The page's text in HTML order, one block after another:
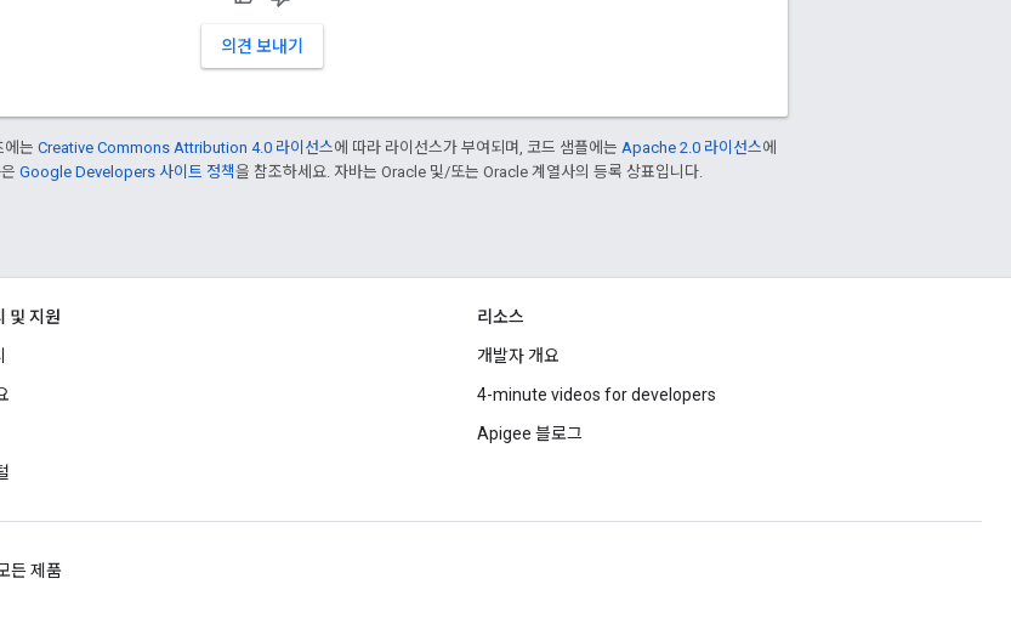
의견 보내기
에는 Creative Commons Attribution 4.0 라이선스에 따라 라이선스가 부여되며, 코드 샘플에는 Apache 2.0 라이선스에
Google Developers 사이트 정책을 참조하세요. 자바는 Oracle 및/또는 Oracle 계열사의 등록 상표입니다.
및 지원
리소스
개발자 개요
4-minute videos for developers
Apigee 블로그
든 제품